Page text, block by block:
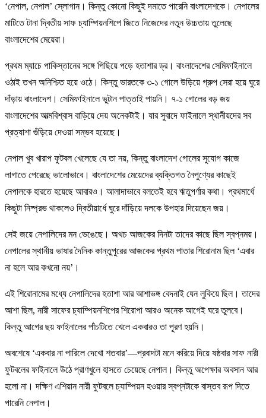
‘নেপাল, নেপাল’ স্লোগান। কিন্তু কোনো কিছুই দমাতে পারেনি বাংলাদেশকে। নেপালের
মাটিতে টানা দ্বিতীয় সাফ চ্যাম্পিয়নশিপে জিতে নিজেদের নতুন উচ্চতায় তুলেছে
বাংলাদেশের মেয়েরা।
প্রথম ম্যাচে পাকিস্তানের সঙ্গে পিছিয়ে পড়ে হতাশার ড্র। বাংলাদেশের সেমিফাইনালে
ওঠাই তখন অনিশ্চিত হয়ে ওঠে। কিন্তু ভারতকে ৩-১ গোলে উড়িয়ে গ্রুপ সেরা হয়ে ঘুরে
দাঁড়ায় বাংলাদেশ। সেমিফাইনালে ভুটান পাত্তাই পায়নি। ৭-১ গোলের বড় জয়
বাংলাদেশের আত্মবিশ্বাস বাড়িয়ে দেয় অনেকটাই। যার সুবাদে ফাইনালে স্থানীয়দের সব
প্রত্যাশা গুঁড়িয়ে দেওয়া সম্ভব হয়েছে।
নেপাল খুব খারাপ ফুটবল খেলেছে যে তা নয়, কিন্তু বাংলাদেশ গোলের সুযোগ কাজে
লাগাতে পেরেছে ভালোভাবে। বাংলাদেশের মেয়েদের ব্যক্তিগত নৈপুণ্যের কাছেই
নেপালকে হারতে হয়েছে আবারও। আলাদাভাবে বলতেই হবে ঋতুপর্ণার কথা। প্রথমার্ধে
কিছুটা নিষ্প্রভ থাকলেও দ্বিতীয়ার্ধে ঘুরে দাঁড়িয়ে দলকে উপহার দিয়েছেন জয়।
সেই জয়ে নেপালিদের মন ভেঙেছে। অথচ আজকের দিনটা তাদের কাছে ছিল স্বপ্নময়।
নেপালের স্থানীয় ভাষার দৈনিক কান্তুপুরের আজকের প্রথম পাতার শিরোনাম ছিল ‘এবার
না হলে আর কখনো নয়’।
এই শিরোনামের মধ্যে নেপালিদের হতাশা আর আশাভঙ্গ বেদনাই যেন লুকিয়ে ছিল। তাদের
আশা ছিল, নারী সাফের চ্যাম্পিয়নশিপের শিরোপা আরও অনেক আগেই ঘরে তুলবে।
কিন্তু আগের ছয় ফাইনালের পাঁচটিতে খেলে একবারও তা পূরণ হয়নি।
অবশেষে ‘একবার না পারিলে দেখো শতবার’—প্রবাদটা মনে করিয়ে দিয়ে ষষ্ঠবার সাফ নারী
ফুটবলের ফাইনালে উঠে প্রাণখুলে হাসতে চেয়েছে নেপাল। কিন্তু অপেক্ষার অবসান আর
হলো না। দক্ষিণ এশিয়ান নারী ফুটবলে চ্যাম্পিয়ন হওয়ার স্বপ্নটাকে বাস্তব রূপ দিতে
পারেনি নেপাল।